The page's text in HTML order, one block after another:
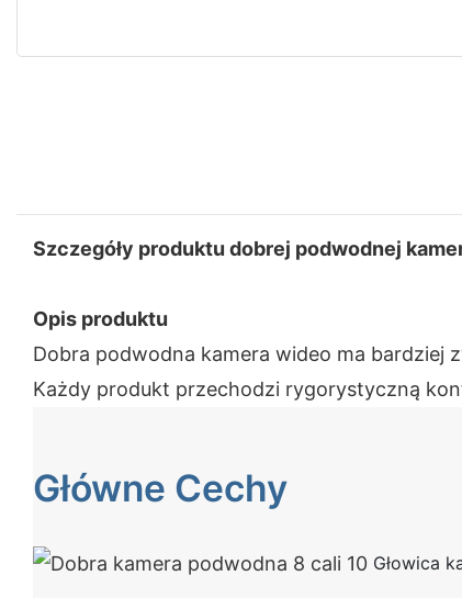
Szczegóły produktu dobrej podwodnej
Opis produktu
Dobra podwodna kamera wideo ma bardziej
Każdy produkt przechodzi rygorystyczną
Główne Cechy
Głowica